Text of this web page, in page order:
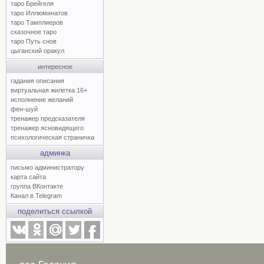
таро Брейгеля
таро Иллюминатов
таро Тамплиеров
сказочное таро
таро Путь снов
цыганский оракул
интересное
гадания описания
виртуальная жилетка 16+
исполнение желаний
фен-шуй
тренажер предсказателя
тренажер ясновидящего
психологическая страничка
админка
письмо администратору
карта сайта
группа ВКонтакте
Канал в Telegram
поделиться ссылкой